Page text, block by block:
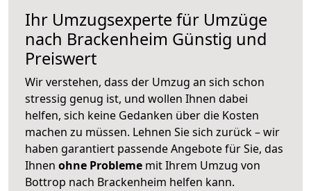
Ihr Umzugsexperte für Umzüge
nach Brackenheim Günstig und
Preiswert
Wir verstehen, dass der Umzug an sich schon
stressig genug ist, und wollen Ihnen dabei
helfen, sich keine Gedanken über die Kosten
machen zu müssen. Lehnen Sie sich zurück – wir
haben garantiert passende Angebote für Sie, das
Ihnen ohne Probleme mit Ihrem Umzug von
Bottrop nach Brackenheim helfen kann.